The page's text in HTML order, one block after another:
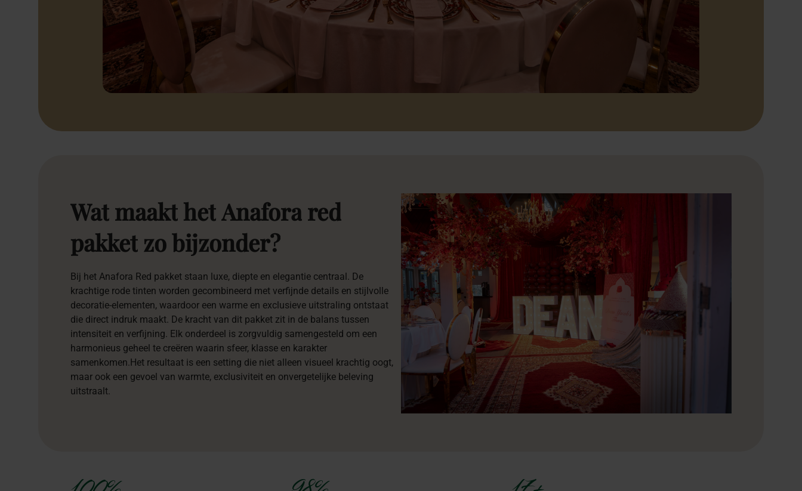
WatmaakthetAnaforared
pakket zobijzonder?
Bij het Anafora Red pakket staan luxe, diepte en elegantie centraal. De
krachtige rode tinten worden gecombineerd met verfijnde details en stijlvolle
decoratie-elementen, waardoor een warme en exclusieve uitstraling ontstaat
die direct indruk maakt. De kracht van dit pakket zit in de balans tussen
intensiteit en verfijning. Elk onderdeel is zorgvuldig samengesteld om een
harmonieus geheel te creëren waarin sfeer, klasse en karakter
samenkomen.Het resultaat is een setting die niet alleen visueel krachtig oogt,
maar ook een gevoel van warmte, exclusiviteit en onvergetelijke beleving
uitstraalt.